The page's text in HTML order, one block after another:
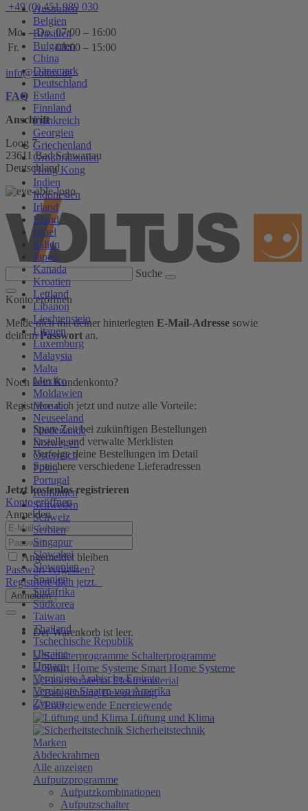
Australien
Belgien
Brasilien
Bulgarien
China
Dänemark
Deutschland
Estland
Finnland
Frankreich
Georgien
Griechenland
Großbritannien
Hong Kong
Indien
Indonesien
Irland
Island
Israel
Italien
Japan
Kanada
Kroatien
Lettland
Libanon
Liechtenstein
Litauen
Luxemburg
Malaysia
Malta
Mexiko
Moldawien
Monaco
Neuseeland
Niederlande
Norwegen
Österreich
Polen
Portugal
Rumänien
Schweden
Schweiz
Serbien
Singapur
Slowakei
Slowenien
Spanien
Südafrika
Südkorea
Taiwan
Thailand
Tschechische Republik
Ukraine
Ungarn
Vereinigte Arabische Emirate
Vereinigte Staaten von Amerika
Zypern
+49 (0) 451 989 030
Mo. – Do. 07:00 – 16:00
Fr.
08:00 – 15:00
info@voltus.de
FAQ
Anschrift
Loog 7
23611 Bad Schwartau
Deutschland
Suche
Konto eröffnen
Melde dich mit deiner hinterlegten E-Mail-Adresse sowie
deinemPasswort an.
Noch kein Kundenkonto?
Registriere dich jetzt und nutze alle Vorteile:
Spare Zeit bei zukünftigen Bestellungen
Erstelle und verwalte Merklisten
Verfolge deine Bestellungen im Detail
Speichere verschiedene Lieferadressen
Jetzt kostenlos registrieren
Konto eröffnen
Anmelden
Angemeldet bleiben
Passwort vergessen?
Registriere dich jetzt.
Anmelden
Der Warenkorb ist leer.
Schalterprogramme
Smart Home Systeme
Elektromaterial
Beleuchtung
Energiewende
Lüftung und Klima
Sicherheitstechnik
Marken
Abdeckrahmen
Alle anzeigen
Aufputzprogramme
Aufputzkombinationen
Aufputzschalter